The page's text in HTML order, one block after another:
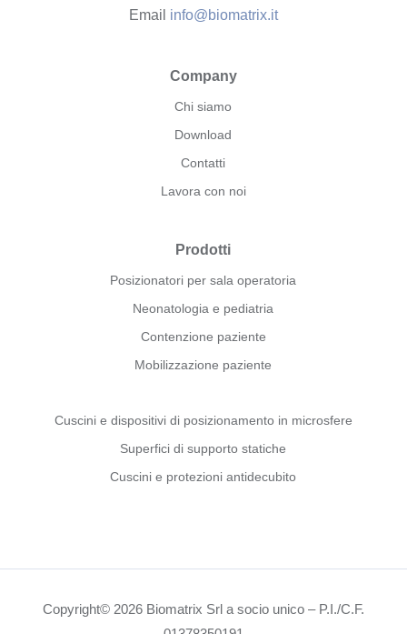
Email info@biomatrix.it
Company
Chi siamo
Download
Contatti
Lavora con noi
Prodotti
Posizionatori per sala operatoria
Neonatologia e pediatria
Contenzione paziente
Mobilizzazione paziente
Cuscini e dispositivi di posizionamento in microsfere
Superfici di supporto statiche
Cuscini e protezioni antidecubito
Copyright© 2026 Biomatrix Srl a socio unico – P.I./C.F.